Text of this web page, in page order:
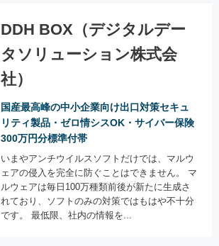
DDH BOX（デジタルデー
タソリューション株式会
社）
国産最高峰の中小企業向け出口対策セキュ
リティ製品・ゼロ情シスOK・サイバー保険
300万円分標準付帯
いまやアンチウイルスソフトだけでは、マルウ
ェアの侵入を完全に防ぐことはできません。 マ
ルウェアは毎日100万種類前後が新たに生成さ
れており、ソフトのみの対策ではもはや不十分
です。 最低限、社内の情報を...